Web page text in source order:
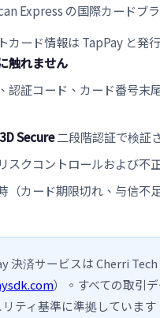
Express の国際カードブ
カード情報は TapPay と発
触れません
認証コード、カード番号末
3D Secure二段階認証で検証
スクコントロールおよび不
（カード期限切れ、与信不
決済サービスは Cherri
）。すべての取引
ティ基準に準拠しています